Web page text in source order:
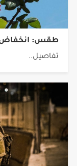
طقس: انخفاض
تفاصيل..